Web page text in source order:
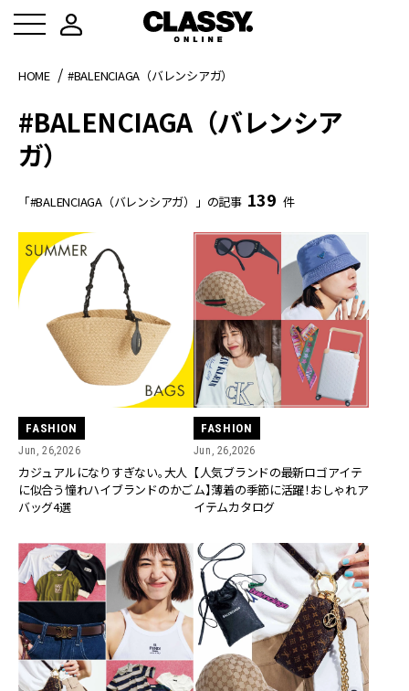
HOME #BALENCIAGA（バレンシアガ）
#BALENCIAGA（バレンシア
ガ）
「#BALENCIAGA（バレンシアガ）」の記事 139 件
FASHION
Jun, 26,2026
カジュアルになりすぎない。大人
に似合う憧れハイブランドのかご
バッグ4選
FASHION
Jun, 26,2026
【人気ブランドの最新ロゴアイテ
ム】薄着の季節に活躍！おしゃれア
イテムカタログ